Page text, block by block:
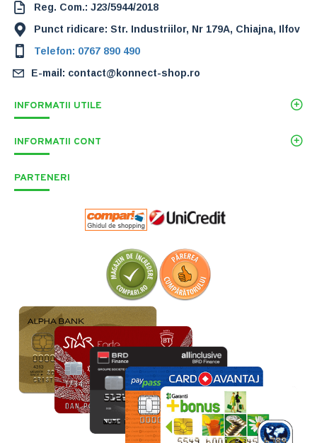
Reg. Com.: J23/5944/2018
Punct ridicare: Str. Industriilor, Nr 179A, Chiajna, Ilfov
Telefon: 0767 890 490
E-mail: contact@konnect-shop.ro
INFORMATII UTILE
INFORMATII CONT
PARTENERI